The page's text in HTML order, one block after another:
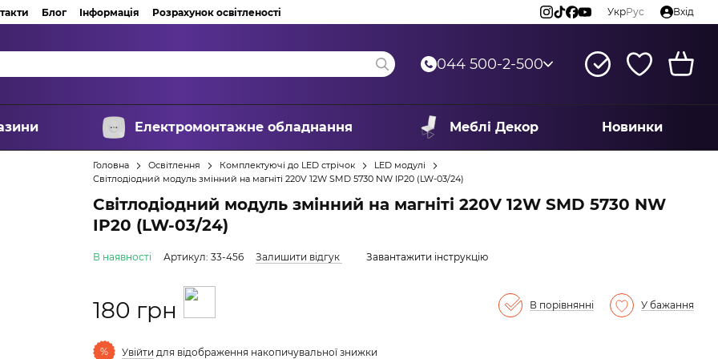
Блог Інформація Розрахунок освітленості УкрРус Вхід
044 500-2-500
Електромонтажне обладнання Меблі Декор Новинки
Головна Освітлення Комплектуючі до LED стрічок
LED модулі
Світлодіодний модуль змінний на магніті 220V 12W SMD 5730 NW IP20 (LW-03/24)
Світлодіодний модуль змінний на магніті 220V 12W SMD 5730 NW
IP20 (LW-03/24)
В наявності Артикул: 33-456 Залишити відгук Завантажити інструкцію
180 грн В порівнянні У бажання
% Увійти для відображення накопичувальної знижки